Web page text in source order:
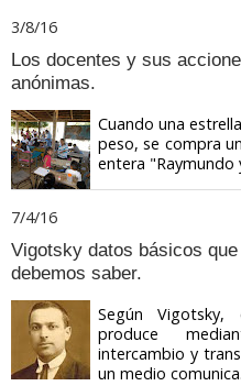
3/8/16
Los docentes y sus
anónimas.
Cuando una
peso, se compra
entera "Raymundo
7/4/16
Vigotsky datos básicos que
debemos saber.
Según
produce
intercambio y
un medio